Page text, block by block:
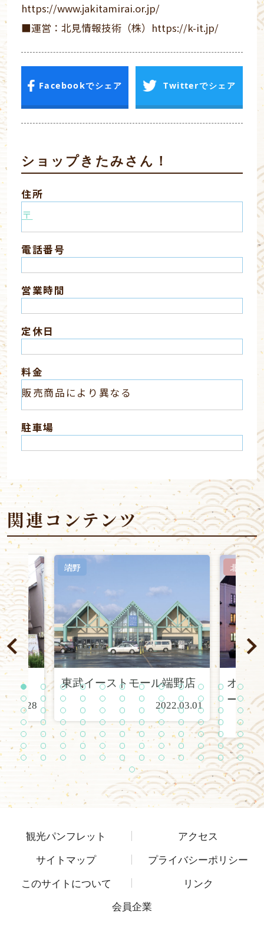
https://www.jakitamirai.or.jp/
■運営：北見情報技術（株） https://k-it.jp/
Facebookでシェア Twitterでシェア
ショップきたみさん！
住所
〒
電話番号
営業時間
定休日
料金
販売商品により異なる
駐車場
関連コンテンツ
端野
東武イーストモール端野店
2022.03.01
北見
オホー
ー
1 2 3 4 5 6 7 8 9
1
0
1
1
1
2
1
3
1
4
1
5
1
6
1
7
1
8
1
9
2
0
2
1
2
2
2
3
2
4
2
5
2
6
2
7
2
8
2
9
3
0
3
1
3
2
3
3
3
4
3
5
3
6
3
7
3
8
3
9
4
0
4
1
4
2
4
3
4
4
4
5
4
6
4
7
4
8
4
9
5
0
5
1
5
2
5
3
5
4
5
5
5
6
5
7
5
8
5
9
6
0
6
1
6
2
6
3
6
4
6
5
6
6
6
7
6
8
6
9
7
0
7
1
7
2
7
3
7
7
7
6
7
7
8
7
9
8
0
8
8
2
8
3
8
4
8
5
観光パンフレット
アクセス
サイトマップ
プライバシーポリシー
このサイトについて
リンク
会員企業